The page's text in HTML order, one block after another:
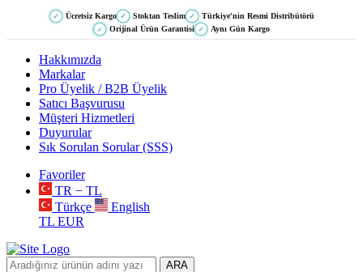
✓ Ücretsiz Kargo ✓ Stoktan Teslim ✓ Türkiye'nin Resmi Distribütörü
✓ Orijinal Ürün Garantisi ✓ Aynı Gün Kargo
Hakkımızda
Markalar
Pro Üyelik / B2B Üyelik
Satıcı Başvurusu
Müşteri Hizmetleri
Duyurular
Sık Sorulan Sorular (SSS)
Favoriler
TR − TL
Türkçe
English
TL EUR
ARA